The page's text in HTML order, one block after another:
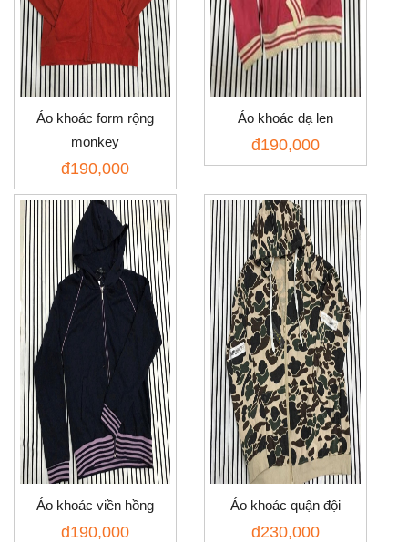
Áo khoác form rộng
monkey
đ190,000
Áo khoác dạ len
đ190,000
Áo khoác viền hồng
đ190,000
Áo khoác quận đội
đ230,000